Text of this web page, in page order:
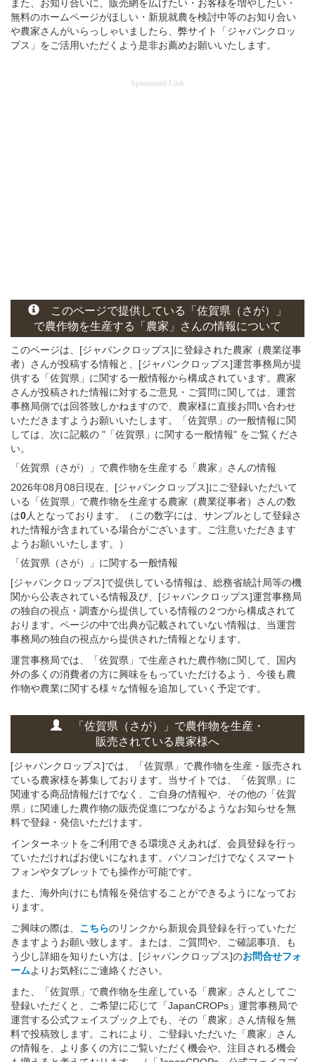
また、お知り合いに、販売網を広げたい・お客様を増やしたい・
無料のホームページがほしい・新規就農を検討中等のお知り合い
や農家さんがいらっしゃいましたら、弊サイト「ジャパンクロッ
プス」をご活用いただくよう是非お薦めお願いいたします。
Sponsored Link
このページで提供している
「佐賀県（さが）」
で農作物を生産する
「農家」さんの情報について
このページは、[ジャパンクロップス]に登録された農家（農業従事
者）さんが投稿する情報と、[ジャパンクロップス]運営事務局が提
供する「佐賀県」に関する一般情報から構成されています。農家
さんが投稿された情報に対するご意見・ご質問に関しては、運営
事務局側では回答致しかねますので、農家様に直接お問い合わせ
いただきますようお願いいたします。「佐賀県」の一般情報に関
しては、次に記載の "「佐賀県」に関する一般情報" をご覧くださ
い。
「佐賀県（さが）」 で農作物を生産する 「農家」さんの情報
2026年08月08日現在、[ジャパンクロップス]にご登録いただいて
いる「佐賀県」で農作物を生産する農家（農業従事者）さんの数
は0人となっております。（この数字には、サンプルとして登録さ
れた情報が含まれている場合がございます。ご注意いただきます
ようお願いいたします。）
「佐賀県（さが）」 に関する一般情報
[ジャパンクロップス]で提供している情報は、総務省統計局等の機
関から公表されている情報及び、[ジャパンクロップス]運営事務局
の独自の視点・調査から提供している情報の２つから構成されて
おります。ページの中で出典が記載されていない情報は、当運営
事務局の独自の視点から提供された情報となります。
運営事務局では、「佐賀県」で生産された農作物に関して、国内
外の多くの消費者の方に興味をもっていただけるよう、今後も農
作物や農業に関する様々な情報を追加していく予定です。
「佐賀県（さが）」 で農作物を生産・
販売されている農家様へ
[ジャパンクロップス]では、「佐賀県」で農作物を生産・販売され
ている農家様を募集しております。当サイトでは、「佐賀県」に
関連する商品情報だけでなく、ご自身の情報や、その他の「佐賀
県」に関連した農作物の販売促進につながるようなお知らせを無
料で登録・発信いただけます。
インターネットをご利用できる環境さえあれば、会員登録を行っ
ていただければお使いになれます。パソコンだけでなくスマート
フォンやタブレットでも操作が可能です。
また、海外向けにも情報を発信することができるようになってお
ります。
ご興味の際は、 こちらのリンクから新規会員登録を行っていただ
きますようお願い致します。または、ご質問や、ご確認事項、も
う少し詳細を知りたい方は、[ジャパンクロップス]のお問合せフォ
ームよりお気軽にご連絡ください。
また、「佐賀県」で農作物を生産している「農家」さんとしてご
登録いただくと、ご希望に応じて「JapanCROPs」運営事務局で
運営する公式フェイスブック上でも、その「農家」さん情報を無
料で投稿致します。これにより、ご登録いただいた「農家」さん
の情報を、より多くの方にご覧いただく機会や、注目される機会